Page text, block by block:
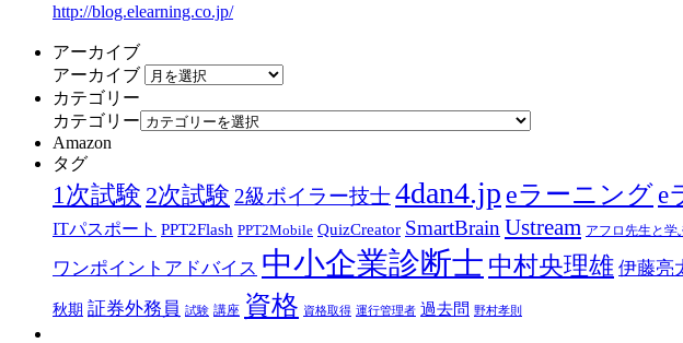
http://blog.elearning.co.jp/
アーカイブ
アーカイブ
カテゴリー
カテゴリー
Amazon
タグ
1次試験 2次試験 2級ボイラー技士4dan4.jp eラーニング e
ITパスポート PPT2Flash PPT2Mobile QuizCreator SmartBrain Ustream アフロ先生と学
ワンポイントアドバイス 中小企業診断士 中村央理雄 伊藤亮
秋期 証券外務員 試験 講座 資格 資格取得 運行管理者 過去問 野村孝則